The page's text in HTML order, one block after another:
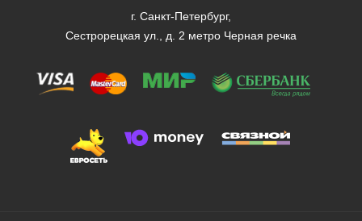
г. Санкт-Петербург,
Сестрорецкая ул., д. 2 метро Черная речка